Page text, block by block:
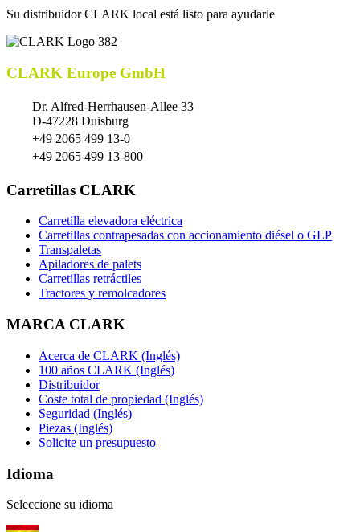
Su distribuidor CLARK local está listo para ayudarle
CLARK Europe GmbH
Dr. Alfred-Herrhausen-Allee 33
D-47228 Duisburg
+49 2065 499 13-0
+49 2065 499 13-800
Carretillas CLARK
Carretilla elevadora eléctrica
Carretillas contrapesadas con accionamiento diésel o GLP
Transpaletas
Apiladores de palets
Carretillas retráctiles
Tractores y remolcadores
MARCA CLARK
Acerca de CLARK (Inglés)
100 años CLARK (Inglés)
Distribuidor
Coste total de propiedad (Inglés)
Seguridad (Inglés)
Piezas (Inglés)
Solicite un presupuesto
Idioma
Seleccione su idioma